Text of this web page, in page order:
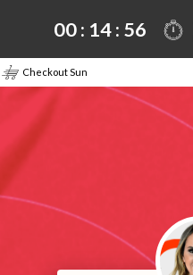
00 : 14: 56
Checkout Sun